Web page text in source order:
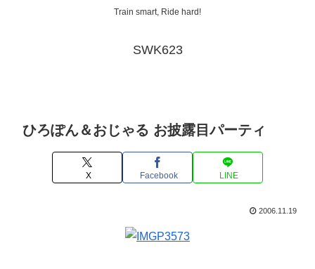
Train smart, Ride hard!
SWK623
ひろぽん＆おじゃる お披露目パーティ
X Facebook LINE
2006.11.19